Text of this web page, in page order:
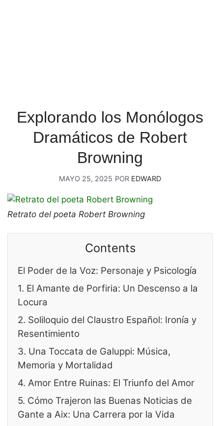
Explorando los Monólogos
Dramáticos de Robert
Browning
MAYO 25, 2025 POR EDWARD
Retrato del poeta Robert Browning
Contents
El Poder de la Voz: Personaje y Psicología
1. El Amante de Porfiria: Un Descenso a la
Locura
2. Soliloquio del Claustro Español: Ironía y
Resentimiento
3. Una Toccata de Galuppi: Música,
Memoria y Mortalidad
4. Amor Entre Ruinas: El Triunfo del Amor
5. Cómo Trajeron las Buenas Noticias de
Gante a Aix: Una Carrera por la Vida